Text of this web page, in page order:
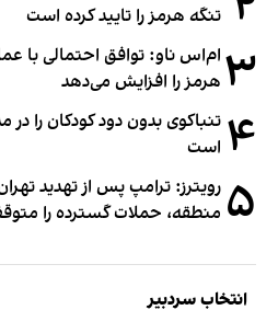
تنگه هرمز را تایید کرده است
۳ ام‌اس ناو: توافق احتمالی با
هرمز را افزایش می‌دهد
۴ تنباکوی بدون دود کودکان را در
است
۵ رویترز: ترامپ پس از تهدید
منطقه، حملات گسترده را
انتخاب سردبیر